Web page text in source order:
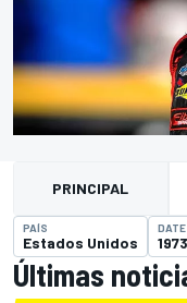
PRINCIPAL
PAÍS
Estados Unidos
Últimas